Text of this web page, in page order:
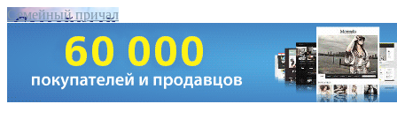
Семейный причал